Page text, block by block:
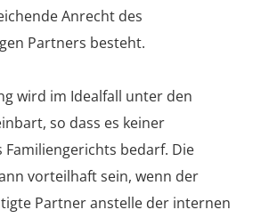
Anrecht des
Partners besteht.
wird im Idealfall unter den
so dass es keiner
Familiengerichts bedarf. Die
vorteilhaft sein, wenn der
Partner anstelle der internen